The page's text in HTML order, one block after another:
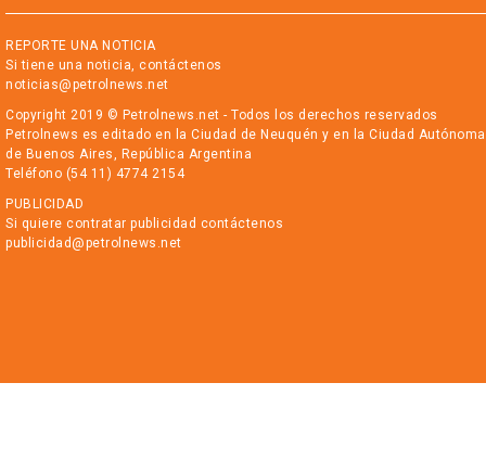
REPORTE UNA NOTICIA
Si tiene una noticia, contáctenos
noticias@petrolnews.net
Copyright 2019 © Petrolnews.net - Todos los derechos reservados
Petrolnews es editado en la Ciudad de Neuquén y en la Ciudad Autónoma
de Buenos Aires, República Argentina
Teléfono (54 11) 4774 2154
PUBLICIDAD
Si quiere contratar publicidad contáctenos
publicidad@petrolnews.net